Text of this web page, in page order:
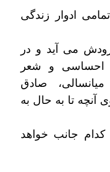
ادوار زندگی
می آید و در
احساسی و شعر
صادق
آنچه تا به حال به
کدام جانب خواهد